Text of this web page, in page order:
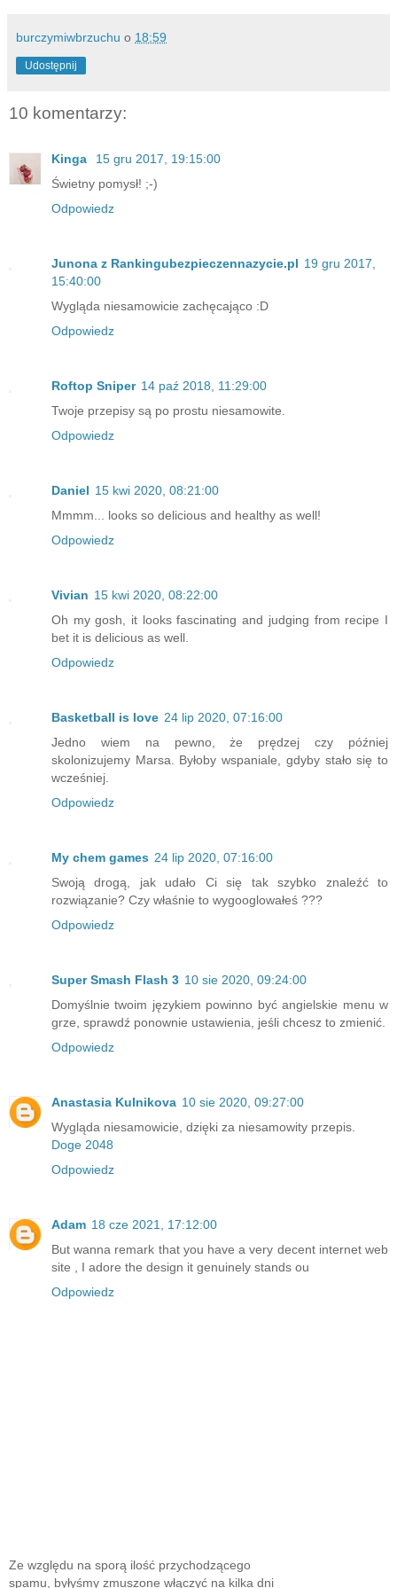
burczymiwbrzuchu o 18:59
Udostępnij
10 komentarzy:
Kinga
15 gru 2017, 19:15:00
Świetny pomysł! ;-)
Odpowiedz
Junona z Rankingubezpieczennazycie.pl 19 gru 2017,
15:40:00
Wygląda niesamowicie zachęcająco :D
Odpowiedz
Roftop Sniper 14 paź 2018, 11:29:00
Twoje przepisy są po prostu niesamowite.
Odpowiedz
Daniel 15 kwi 2020, 08:21:00
Mmmm... looks so delicious and healthy as well!
Odpowiedz
Vivian 15 kwi 2020, 08:22:00
Oh my gosh, it looks fascinating and judging from recipe I
bet it is delicious as well.
Odpowiedz
Basketball is love 24 lip 2020, 07:16:00
Jedno wiem na pewno, że prędzej czy później
skolonizujemy Marsa. Byłoby wspaniale, gdyby stało się to
wcześniej.
Odpowiedz
My chem games 24 lip 2020, 07:16:00
Swoją drogą, jak udało Ci się tak szybko znaleźć to
rozwiązanie? Czy właśnie to wygooglowałeś ???
Odpowiedz
Super Smash Flash 3 10 sie 2020, 09:24:00
Domyślnie twoim językiem powinno być angielskie menu w
grze, sprawdź ponownie ustawienia, jeśli chcesz to zmienić.
Odpowiedz
Anastasia Kulnikova 10 sie 2020, 09:27:00
Wygląda niesamowicie, dzięki za niesamowity przepis.
Doge 2048
Odpowiedz
Adam 18 cze 2021, 17:12:00
But wanna remark that you have a very decent internet web
site , I adore the design it genuinely stands ou
Odpowiedz
Ze względu na sporą ilość przychodzącego
spamu, byłyśmy zmuszone włączyć na kilka dni